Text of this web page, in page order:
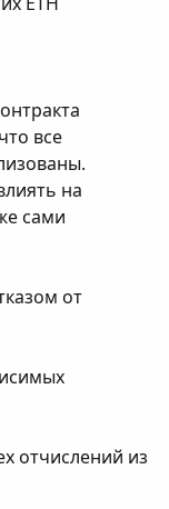
все
на
сами
от
отчислений из